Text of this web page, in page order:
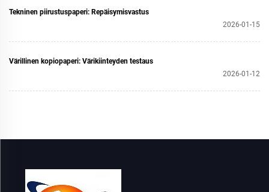
Tekninen piirustuspaperi: Repäisymisvastus
2026-01-15
Värillinen kopiopaperi: Värikiinteyden testaus
2026-01-12